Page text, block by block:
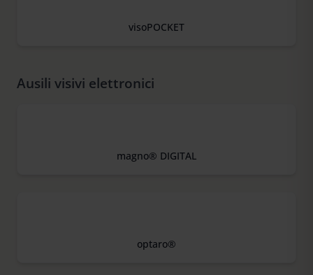
visoPOCKET
Ausili visivi elettronici
magno® DIGITAL
optaro®